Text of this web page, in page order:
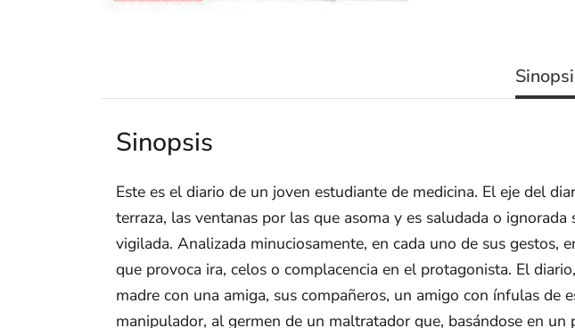
Sinopsis
Este es el diario de un joven estudiante de medicina. El eje del
terraza, las ventanas por las que asoma y es saludada o
vigilada. Analizada minuciosamente, en cada uno de sus gestos,
que provoca ira, celos o complacencia en el protagonista. El
madre con una amiga, sus compañeros, un amigo con ínfulas
manipulador, al germen de un maltratador que, basándose en